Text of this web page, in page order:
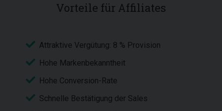
Vorteile für Affiliates
Attraktive Vergütung: 8 % Provision
Hohe Markenbekanntheit
Hohe Conversion-Rate
Schnelle Bestätigung der Sales